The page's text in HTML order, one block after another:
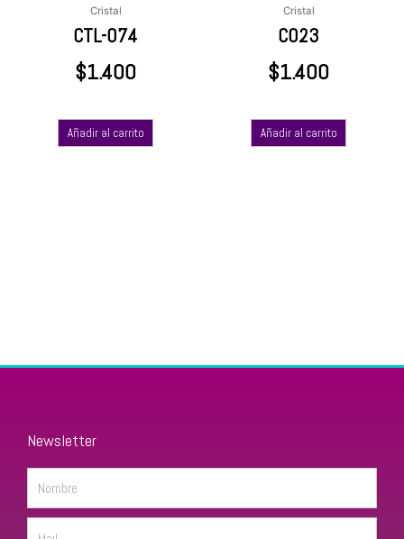
Cristal
CTL-074
$1.400
Añadir al carrito
Cristal
C023
$1.400
Añadir al carrito
Newsletter